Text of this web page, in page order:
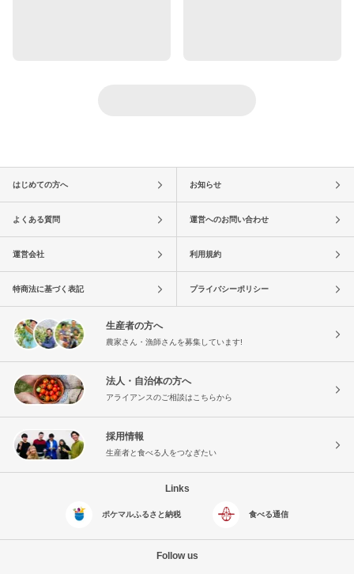
はじめての方へ お知らせ
よくある質問 運営へのお問い合わせ
運営会社 利用規約
特商法に基づく表記 プライバシーポリシー
生産者の方へ
農家さん・漁師さんを募集しています!
法人・自治体の方へ
アライアンスのご相談はこちらから
採用情報
生産者と食べる人をつなぎたい
Links
ポケマルふるさと納税 食べる通信
Follow us